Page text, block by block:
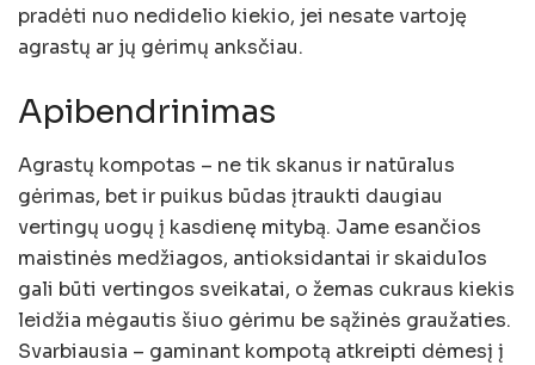
pradėti nuo nedidelio kiekio, jei nesate vartoję
agrastų ar jų gėrimų anksčiau.
Apibendrinimas
Agrastų kompotas – ne tik skanus ir natūralus
gėrimas, bet ir puikus būdas įtraukti daugiau
vertingų uogų į kasdienę mitybą. Jame esančios
maistinės medžiagos, antioksidantai ir skaidulos
gali būti vertingos sveikatai, o žemas cukraus kiekis
leidžia mėgautis šiuo gėrimu be sąžinės graužaties.
Svarbiausia – gaminant kompotą atkreipti dėmesį į